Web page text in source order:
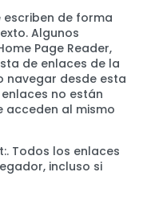
escriben de forma
Algunos
Page Reader,
de enlaces de la
navegar desde esta
no están
acceden al mismo
Todos los enlaces
incluso si